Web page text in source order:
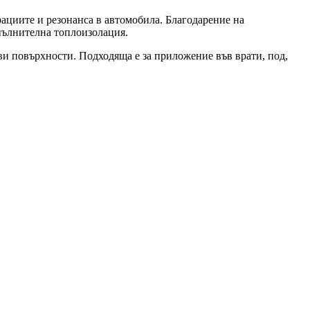
и резонанса в автомобила. Благодарение на
топлоизолация.
повърхности. Подходяща е за приложение във врати, под,